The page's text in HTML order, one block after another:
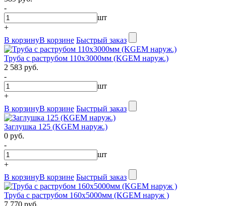
-
шт
+
В корзинуВ корзине Быстрый заказ
Труба с раструбом 110х3000мм (KGEM наруж.)
2 583 руб.
-
шт
+
В корзинуВ корзине Быстрый заказ
Заглушка 125 (KGEM наруж.)
0 руб.
-
шт
+
В корзинуВ корзине Быстрый заказ
Труба с раструбом 160х5000мм (KGEM наруж )